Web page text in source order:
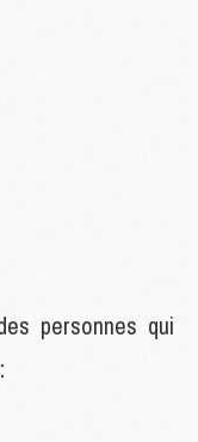
personnes qui